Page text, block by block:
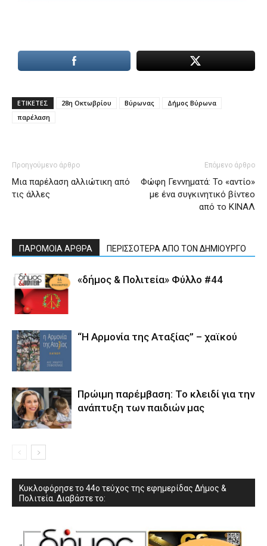
ΕΤΙΚΕΤΕΣ 28η Οκτωβρίου Βύρωνας
Δήμος Βύρωνα
παρέλαση
Προηγούμενο άρθρο
Μια παρέλαση αλλιώτικη από
τις άλλες
Επόμενο άρθρο
Φώφη Γεννηματά: Το «αντίο»
με ένα συγκινητικό βίντεο
από το ΚΙΝΑΛ
ΠΑΡΟΜΟΙΑ ΑΡΘΡΑ ΠΕΡΙΣΣΟΤΕΡΑ ΑΠΟ ΤΟΝ ΔΗΜΙΟΥΡΓΟ
«δήμος & Πολιτεία» Φύλλο #44
“Η Αρμονία της Αταξίας” – χαϊκού
Πρώιμη παρέμβαση: Το κλειδί για την
ανάπτυξη των παιδιών µας
Κυκλοφόρησε το 44ο τεύχος της εφημερίδας Δήμος &
Πολιτεία. Διαβάστε το: